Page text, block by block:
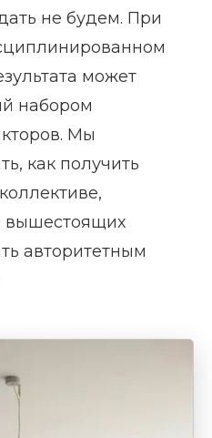
не будем. При
может
набором
Мы
как получить
вышестоящих
авторитетным